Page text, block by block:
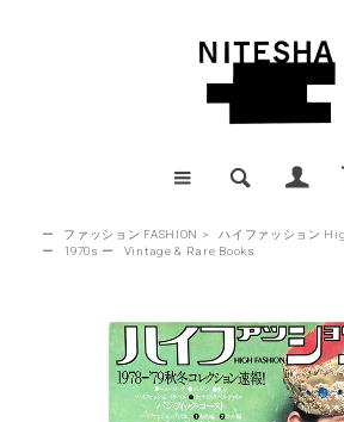
ー ファッション FASHION >
ハイファッション
ー
1970s ー Vintage & Rare Books